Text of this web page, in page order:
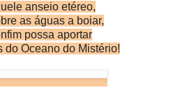
anseio etéreo,
as águas a boiar,
possa aportar
do Oceano do Mistério!